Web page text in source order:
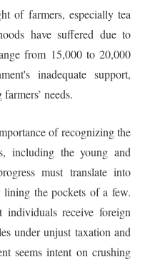
of farmers, especially tea
have suffered due to
from 15,000 to 20,000
inadequate support,
needs.
of recognizing the
including the young and
must translate into
the pockets of a few.
receive foreign
under unjust taxation and
seems intent on crushing